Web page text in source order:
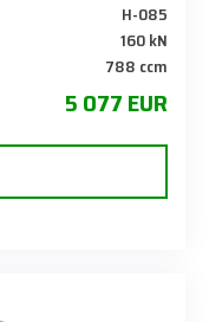
H-085
160 kN
788 ccm
5 077 EUR